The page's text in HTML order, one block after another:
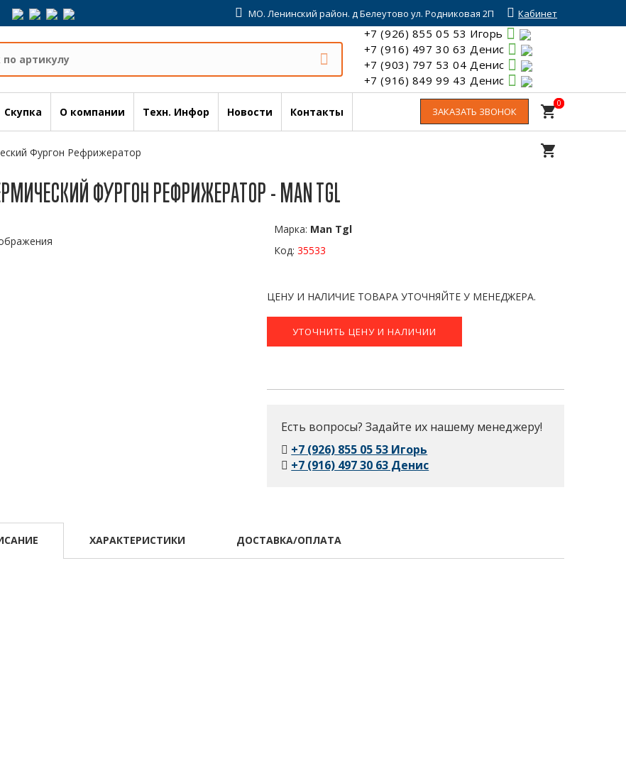
МО. Ленинский район. д Белеутово ул. Родниковая 2П Кабинет
+7 (926) 855 05 53 Игорь
+7 (916) 497 30 63 Денис
+7 (903) 797 53 04 Денис
+7 (916) 849 99 43 Денис
ЗАКАЗАТЬ ЗВОНОК
Скупка О компании Техн. Инфор Новости Контакты shopping_cart0
shopping_cart
0
Фургон Рефрижератор
ФУРГОН РЕФРИЖЕРАТОР - MAN TGL
Марка: Man Tgl
Код:35533
ЦЕНУ И НАЛИЧИЕ ТОВАРА УТОЧНЯЙТЕ У МЕНЕДЖЕРА.
УТОЧНИТЬ ЦЕНУ И НАЛИЧИИ
Есть вопросы? Задайте их нашему менеджеру!
+7 (926) 855 05 53 Игорь
+7 (916) 497 30 63 Денис
ХАРАКТЕРИСТИКИ ДОСТАВКА/ОПЛАТА